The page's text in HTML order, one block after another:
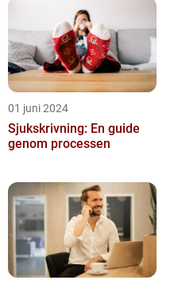
01 juni 2024
Sjukskrivning: En guide
genom processen